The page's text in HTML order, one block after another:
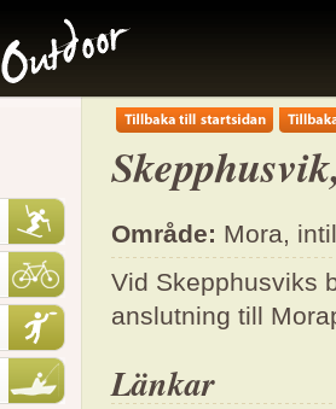
Område: Mora,
Vid Skepphusviks
anslutning till
Länkar